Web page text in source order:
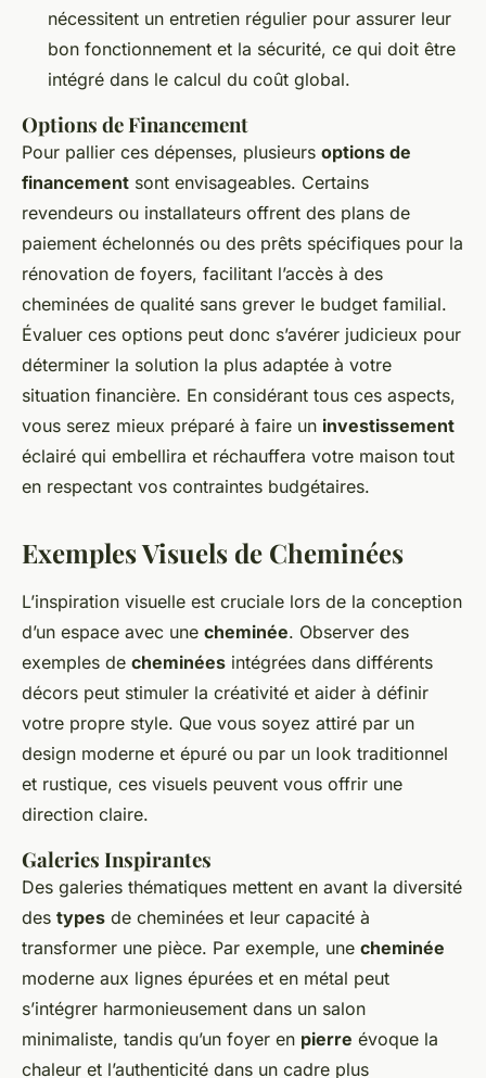
nécessitent un entretien régulier pour assurer leur
bon fonctionnement et la sécurité, ce qui doit être
intégré dans le calcul du coût global.
Options de Financement
Pour pallier ces dépenses, plusieurs options de
financement sont envisageables. Certains
revendeurs ou installateurs offrent des plans de
paiement échelonnés ou des prêts spécifiques pour la
rénovation de foyers, facilitant l’accès à des
cheminées de qualité sans grever le budget familial.
Évaluer ces options peut donc s’avérer judicieux pour
déterminer la solution la plus adaptée à votre
situation financière. En considérant tous ces aspects,
vous serez mieux préparé à faire un investissement
éclairé qui embellira et réchauffera votre maison tout
en respectant vos contraintes budgétaires.
Exemples Visuels de Cheminées
L’inspiration visuelle est cruciale lors de la conception
d’un espace avec une cheminée. Observer des
exemples de cheminées intégrées dans différents
décors peut stimuler la créativité et aider à définir
votre propre style. Que vous soyez attiré par un
design moderne et épuré ou par un look traditionnel
et rustique, ces visuels peuvent vous offrir une
direction claire.
Galeries Inspirantes
Des galeries thématiques mettent en avant la diversité
des types de cheminées et leur capacité à
transformer une pièce. Par exemple, une cheminée
moderne aux lignes épurées et en métal peut
s’intégrer harmonieusement dans un salon
minimaliste, tandis qu’un foyer en pierre évoque la
chaleur et l’authenticité dans un cadre plus